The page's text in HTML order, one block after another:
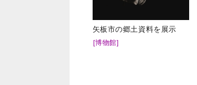
矢板市の郷土資料を展示
[博物館]